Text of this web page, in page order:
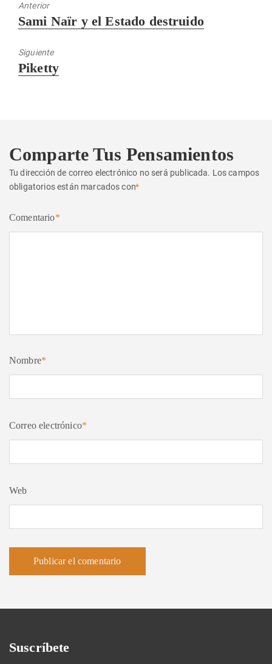
Anterior
Entrada
Sami Naïr y el Estado destruido
Siguiente
Entrada
Piketty
Comparte Tus Pensamientos
Tu dirección de correo electrónico no será publicada. Los campos
obligatorios están marcados con*
Comentario*
Nombre*
Correo electrónico*
Web
Suscríbete